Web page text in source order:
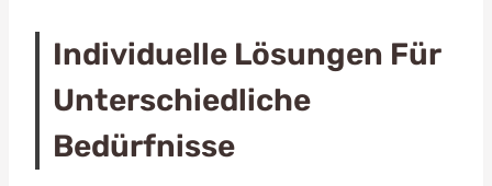
Individuelle Lösungen Für
Unterschiedliche
Bedürfnisse